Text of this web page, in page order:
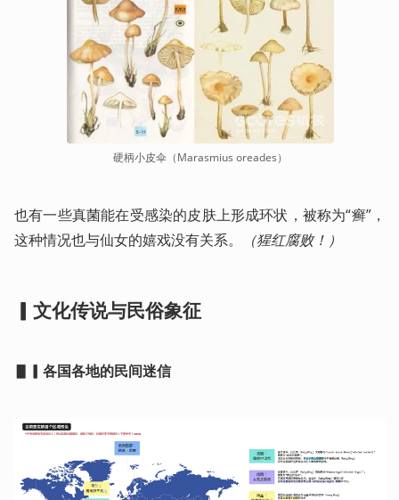
硬柄小皮伞（Marasmius oreades）
也有一些真菌能在受感染的皮肤上形成环状，被称为“癣”，
这种情况也与仙女的嬉戏没有关系。
（猩红腐败！）
▎文化传说与民俗象征
▋▎各国各地的民间迷信